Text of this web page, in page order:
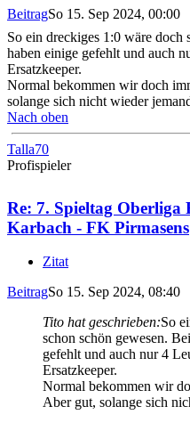
BeitragSo 15. Sep 2024, 00:00
So ein dreckiges 1:0 wäre doch
haben einige gefehlt und auch
Ersatzkeeper.
Normal bekommen wir doch
solange sich nicht wieder
Nach oben
Talla70
Profispieler
Re: 7. Spieltag Oberliga
Karbach - FK Pirmasens
Zitat
BeitragSo 15. Sep 2024, 08:40
Tito hat geschrieben:So
schon schön gewesen.
gefehlt und auch nur 4
Ersatzkeeper.
Normal bekommen wir
Aber gut, solange sich